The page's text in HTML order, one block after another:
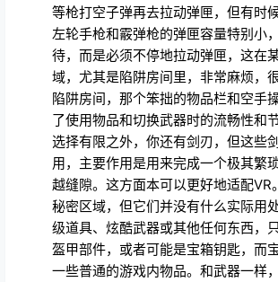
了使用物品和切换武器时的流畅性和
选择有限之外，你还有剑刃，但这些
用，主要作用是用来完成一个极其繁
越缝隙。这方面本可以更好地适配VR
秘密区域，但它们并没有什么实际用
级道具、炫酷武器或其他任何东西，
盔甲部件，或者可能是宝箱钥匙，而
一些普通的游戏内物品。和武器一样
当有限，所以玩久了之后就没什么惊
在我完成的最后一个区域里，终于出
人，它似乎会掉落我没有的武器的弹
药，游戏里有个奇怪的bug，弹药会
次，我不得不跳进水池里去捡掉在地